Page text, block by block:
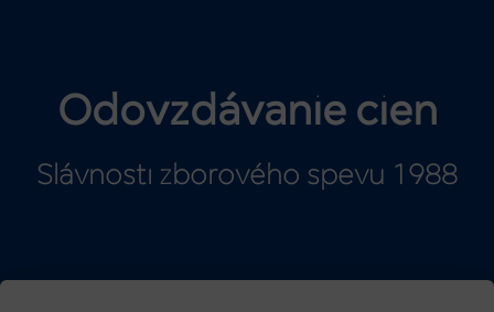
Odovzdávanie cien
Slávnosti zborového spevu 1988